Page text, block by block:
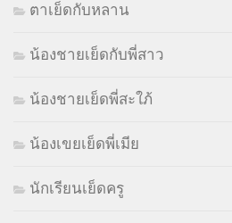
ตาเย็ดกับหลาน
น้องชายเย็ดกับพี่สาว
น้องชายเย็ดพี่สะใภ้
น้องเขยเย็ดพี่เมีย
นักเรียนเย็ดครู